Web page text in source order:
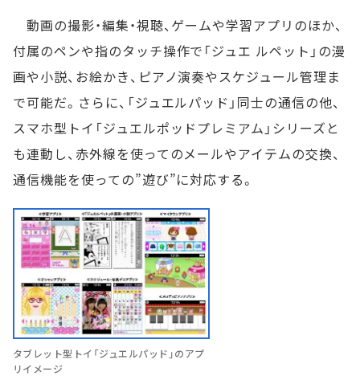
動画の撮影・編集・視聴、ゲームや学習アプリのほか、
付属のペンや指のタッチ操作で「ジュエ ルペット」の漫
画や小説、お絵かき、ピアノ演奏やスケジュール管理ま
で可能だ。さらに、「ジュエルパッド」同士の通信の他、
スマホ型トイ「ジュエルポッドプレミアム」シリーズと
も連動し、赤外線を使ってのメールやアイテムの交換、
通信機能を使っての”遊び”に対応する。
タブレット型トイ「ジュエルパッド」のアプ
リイメージ